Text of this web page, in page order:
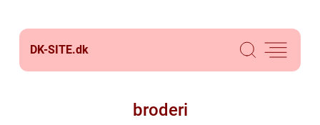
DK-SITE.dk
broderi